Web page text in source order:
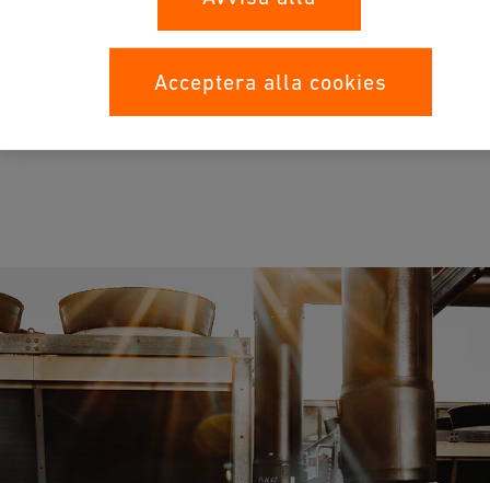
Applikationer
Processkylning
Acceptera alla cookies